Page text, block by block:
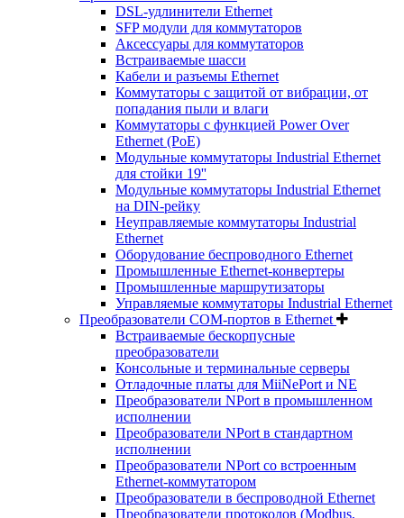
DSL-удлинители Ethernet
SFP модули для коммутаторов
Аксессуары для коммутаторов
Встраиваемые шасси
Кабели и разъемы Ethernet
Коммутаторы с защитой от вибрации, от
попадания пыли и влаги
Коммутаторы с функцией Power Over
Ethernet (PoE)
Модульные коммутаторы Industrial Ethernet
для стойки 19''
Модульные коммутаторы Industrial Ethernet
на DIN-рейку
Неуправляемые коммутаторы Industrial
Ethernet
Оборудование беспроводного Ethernet
Промышленные Ethernet-конвертеры
Промышленные маршрутизаторы
Управляемые коммутаторы Industrial Ethernet
Преобразователи COM-портов в Ethernet
Встраиваемые бескорпусные
преобразователи
Консольные и терминальные серверы
Отладочные платы для MiiNePort и NE
Преобразователи NPort в промышленном
исполнении
Преобразователи NPort в стандартном
исполнении
Преобразователи NPort со встроенным
Ethernet-коммутатором
Преобразователи в беспроводной Ethernet
Преобразователи протоколов (Modbus,